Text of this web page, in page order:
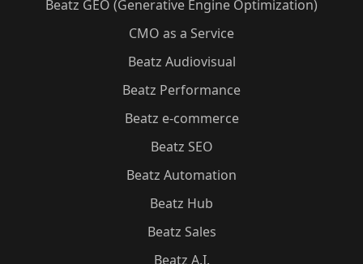
Beatz GEO (Generative Engine Optimization)
CMO as a Service
Beatz Audiovisual
Beatz Performance
Beatz e-commerce
Beatz SEO
Beatz Automation
Beatz Hub
Beatz Sales
Beatz A.I.